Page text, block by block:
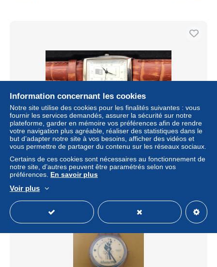
Montre publicitaire BBL - neuve - dans son coffret d'origine
± 8,09 $US
Statut Particulier
Information concernant les cookies
Notre site utilise des cookies pour les finalités suivantes : vous
fournir les services demandés, assurer la sécurité sur notre
plateforme, garder en mémoire vos préférences afin de rendre
votre navigation plus agréable, réaliser des statistiques dans le
but d’adapter notre site à vos besoins, afficher des vidéos et
vous permettre de partager du contenu sur les réseaux sociaux.
Certains de ces cookies sont nécessaires au fonctionnement de
notre site, d’autres peuvent être paramétrés selon vos
préférences. En savoir plus
Voir plus